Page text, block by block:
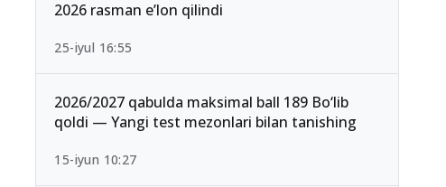
2026 rasman e’lon qilindi
25-iyul 16:55
2026/2027 qabulda maksimal ball 189 Bo‘lib
qoldi — Yangi test mezonlari bilan tanishing
15-iyun 10:27